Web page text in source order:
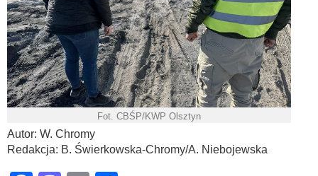
Fot. CBŚP/KWP Olsztyn
Autor: W. Chromy
Redakcja: B. Świerkowska-Chromy/A. Niebojewska